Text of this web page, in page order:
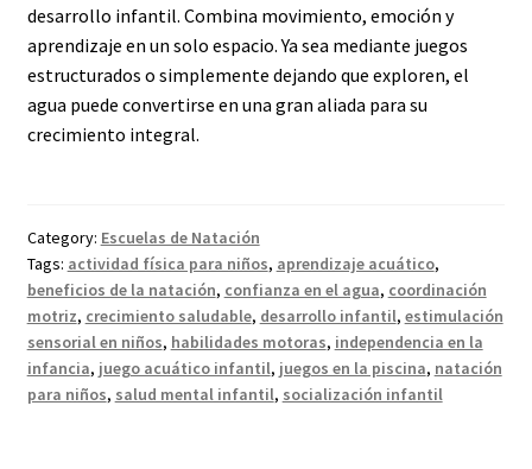
desarrollo infantil. Combina movimiento, emoción y
aprendizaje en un solo espacio. Ya sea mediante juegos
estructurados o simplemente dejando que exploren, el
agua puede convertirse en una gran aliada para su
crecimiento integral.
Category: Escuelas de Natación
Tags: actividad física para niños, aprendizaje acuático,
beneficios de la natación, confianza en el agua, coordinación
motriz, crecimiento saludable, desarrollo infantil, estimulación
sensorial en niños, habilidades motoras, independencia en la
infancia, juego acuático infantil, juegos en la piscina, natación
para niños, salud mental infantil, socialización infantil